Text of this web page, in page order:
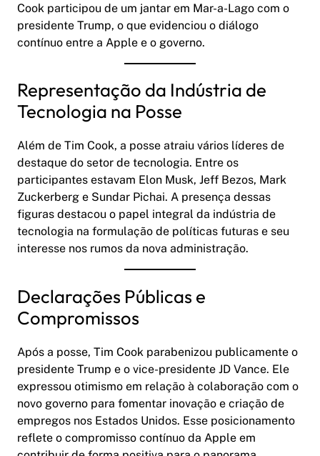
Cook participou de um jantar em Mar-a-Lago com o
presidente Trump, o que evidenciou o diálogo
contínuo entre a Apple e o governo.
Representação da Indústria de
Tecnologia na Posse
Além de Tim Cook, a posse atraiu vários líderes de
destaque do setor de tecnologia. Entre os
participantes estavam Elon Musk, Jeff Bezos, Mark
Zuckerberg e Sundar Pichai. A presença dessas
figuras destacou o papel integral da indústria de
tecnologia na formulação de políticas futuras e seu
interesse nos rumos da nova administração.
Declarações Públicas e
Compromissos
Após a posse, Tim Cook parabenizou publicamente o
presidente Trump e o vice-presidente JD Vance. Ele
expressou otimismo em relação à colaboração com o
novo governo para fomentar inovação e criação de
empregos nos Estados Unidos. Esse posicionamento
reflete o compromisso contínuo da Apple em